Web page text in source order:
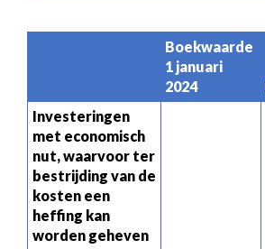
Boekwaarde
1 januari
2024
Investeringen
met economisch
nut, waarvoor ter
bestrijding van de
kosten een
heffing kan
worden geheven